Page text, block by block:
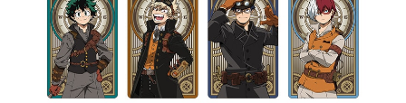
映画ちいかわ
じゅじゅフェス 2026
薬屋のひとりごと 夏の園遊会2026